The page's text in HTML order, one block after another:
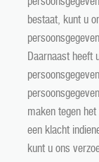
bestaat, kunt u
Daarnaast heeft
maken tegen
een klacht
kunt u ons